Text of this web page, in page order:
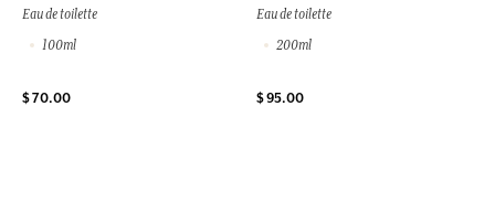
Eau de toilette
100ml
$ 70.00
Eau de toilette
200ml
$ 95.00